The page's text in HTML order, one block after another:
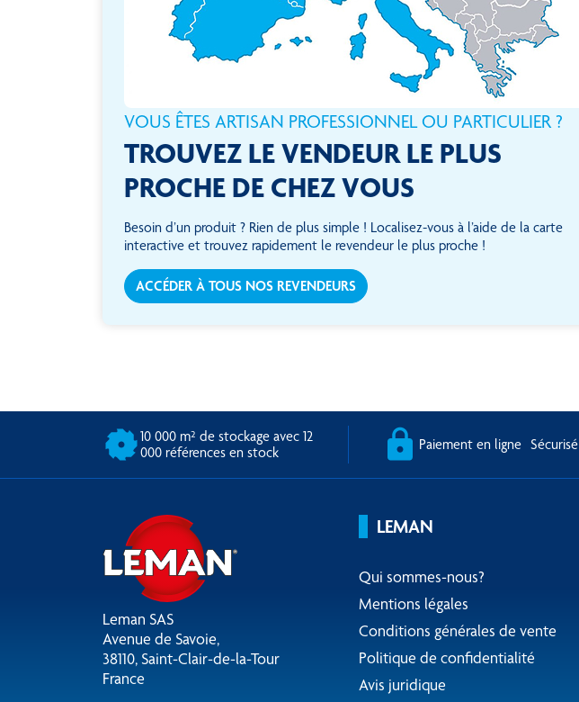
VOUS ÊTES ARTISAN PROFESSIONNEL OU PARTICULIER ?
TROUVEZ LE VENDEUR LE PLUS
PROCHE DE CHEZ VOUS
Besoin d’un produit ? Rien de plus simple ! Localisez-vous à l’aide de la carte
interactive et trouvez rapidement le revendeur le plus proche !
ACCÉDER À TOUS NOS REVENDEURS
10 000 m² de stockage avec 12
000 références en stock
Paiement en ligne Sécurisé
Leman SAS
Avenue de Savoie,
38110, Saint-Clair-de-la-Tour
France
LEMAN
Qui sommes-nous?
Mentions légales
Conditions générales de vente
Politique de confidentialité
Avis juridique